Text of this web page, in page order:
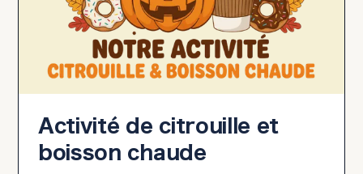
Activité de citrouille et
boisson chaude